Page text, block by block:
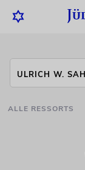
ALLE RESSORTS